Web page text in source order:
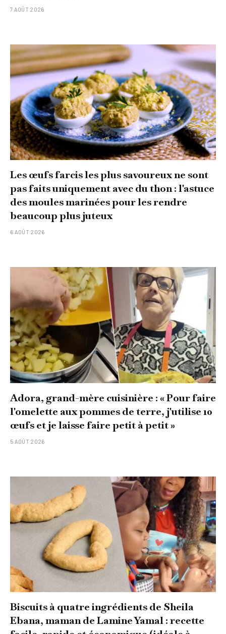
7 AOÛT 2026
Les œufs farcis les plus savoureux ne sont
pas faits uniquement avec du thon : l'astuce
des moules marinées pour les rendre
beaucoup plus juteux
6 AOÛT 2026
Adora, grand-mère cuisinière : « Pour faire
l'omelette aux pommes de terre, j'utilise 10
œufs et je laisse faire petit à petit »
5 AOÛT 2026
Biscuits à quatre ingrédients de Sheila
Ebana, maman de Lamine Yamal : recette